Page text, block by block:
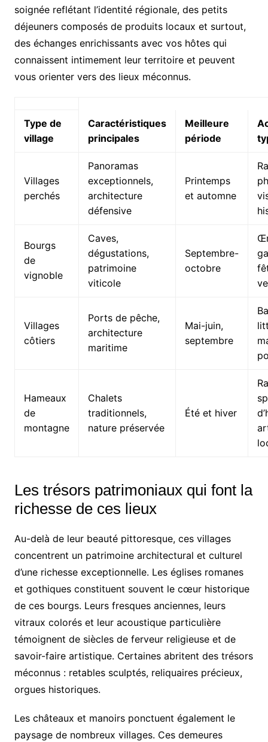
soignée reflétant l’identité régionale, des petits
déjeuners composés de produits locaux et surtout,
des échanges enrichissants avec vos hôtes qui
connaissent intimement leur territoire et peuvent
vous orienter vers des lieux méconnus.
Type de
village
Caractéristiques
principales
Meilleure
période
Villages
perchés
Panoramas
exceptionnels,
architecture
défensive
Printemps
et automne
Bourgs
de
vignoble
Caves,
dégustations,
patrimoine
viticole
Septembre-
octobre
Villages
côtiers
Ports de pêche,
architecture
maritime
Mai-juin,
septembre
Hameaux
de
montagne
Chalets
traditionnels,
nature préservée
Été et hiver
Les trésors patrimoniaux qui font la
richesse de ces lieux
Au-delà de leur beauté pittoresque, ces villages
concentrent un patrimoine architectural et culturel
d’une richesse exceptionnelle. Les églises romanes
et gothiques constituent souvent le cœur historique
de ces bourgs. Leurs fresques anciennes, leurs
vitraux colorés et leur acoustique particulière
témoignent de siècles de ferveur religieuse et de
savoir-faire artistique. Certaines abritent des trésors
méconnus : retables sculptés, reliquaires précieux,
orgues historiques.
Les châteaux et manoirs ponctuent également le
paysage de nombreux villages. Ces demeures